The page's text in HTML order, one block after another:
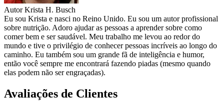
Autor Krista H. Busch
Eu sou Krista e nasci no Reino Unido. Eu sou um autor profissional
sobre nutrição. Adoro ajudar as pessoas a aprender sobre como
comer bem e ser saudável. Meu trabalho me levou ao redor do
mundo e tive o privilégio de conhecer pessoas incríveis ao longo do
caminho. Eu também sou um grande fã de inteligência e humor,
então você sempre me encontrará fazendo piadas (mesmo quando
elas podem não ser engraçadas).
Avaliações de Clientes